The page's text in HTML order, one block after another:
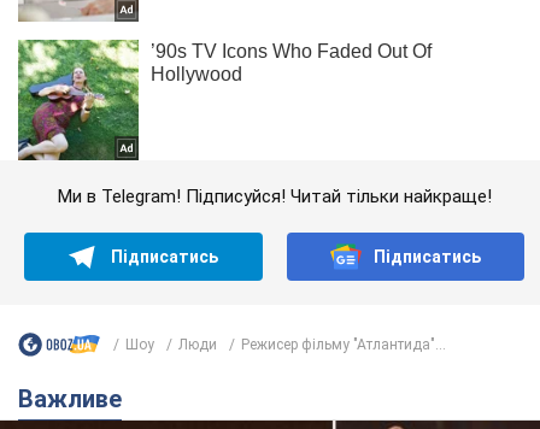
Ми в Telegram! Підписуйся! Читай тільки найкраще!
Підписатись Підписатись
Шоу Люди Режисер фільму "Атлантида"...
Важливе